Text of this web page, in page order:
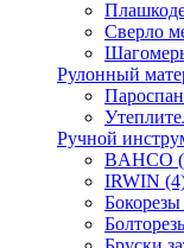
Сверло
Рулонный
Пароспан
Ручной
BAHCO
IRWIN
Бокорезы